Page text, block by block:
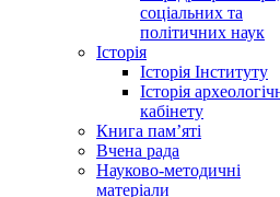
соціальних та
політичних наук
Історія
Історія Інституту
Історія
кабінету
Книга памʼяті
Вчена рада
Науково-методичні
матеріали